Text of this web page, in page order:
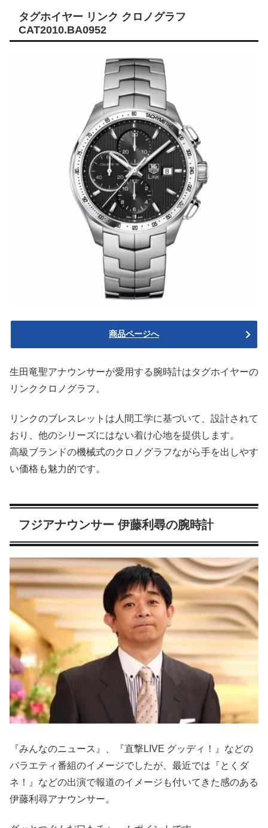
タグホイヤー リンク クロノグラフ
CAT2010.BA0952
商品ページへ
生田竜聖アナウンサーが愛用する腕時計はタグホイヤーの
リンククロノグラフ。
リンクのブレスレットは人間工学に基づいて、設計されて
おり、他のシリーズにはない着け心地を提供します。
高級ブランドの機械式のクロノグラフながら手を出しやす
い価格も魅力的です。
フジアナウンサー 伊藤利尋の腕時計
『みんなのニュース』、『直撃LIVE グッディ！』などの
バラエティ番組のイメージでしたが、最近では『とくダ
ネ！』などの出演で報道のイメージも付いてきた感のある
伊藤利尋アナウンサー。